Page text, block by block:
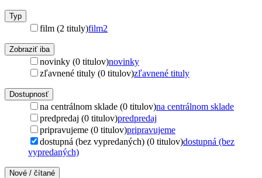
Typ
film (2 tituly)film2
Zobraziť iba
novinky (0 titulov)novinky
zľavnené tituly (0 titulov)zľavnené tituly
Dostupnosť
na centrálnom sklade (0 titulov)na centrálnom sklade
predpredaj (0 titulov)predpredaj
pripravujeme (0 titulov)pripravujeme
dostupná (bez vypredaných) (0 titulov)dostupná (bez
vypredaných)
Nové / čítané